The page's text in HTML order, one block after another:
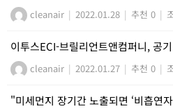
cleanair | 2022.01.28 | 추천 0 |
이투스ECI-브릴리언트앤컴퍼니, 공
cleanair | 2022.01.27 | 추천 0 |
"미세먼지 장기간 노출되면 ‘비흡연